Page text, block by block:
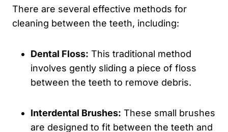
There are several effective methods for
cleaning between the teeth, including:
Dental Floss: This traditional method
involves gently sliding a piece of floss
between the teeth to remove debris.
Interdental Brushes: These small brushes
are designed to fit between the teeth and